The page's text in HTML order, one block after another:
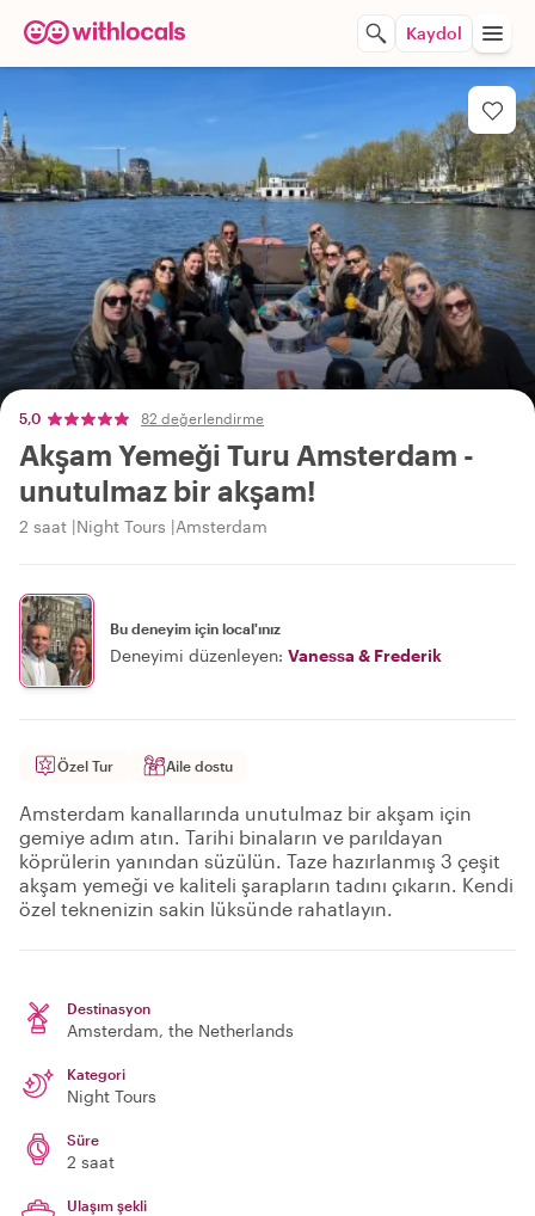
Kaydol
5,0 82 değerlendirme
Akşam Yemeği Turu Amsterdam -
unutulmaz bir akşam!
2 saat Night Tours Amsterdam
Bu deneyim için local'ınız
Deneyimi düzenleyen: Vanessa & Frederik
Özel Tur Aile dostu
Amsterdam kanallarında unutulmaz bir akşam için
gemiye adım atın. Tarihi binaların ve parıldayan
köprülerin yanından süzülün. Taze hazırlanmış 3 çeşit
akşam yemeği ve kaliteli şarapların tadını çıkarın. Kendi
özel teknenizin sakin lüksünde rahatlayın.
Destinasyon
Amsterdam, the Netherlands
Kategori
Night Tours
Süre
2 saat
Ulaşım şekli